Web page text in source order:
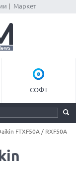
Маркет
СОФТ
FTXF50A / RXF50A